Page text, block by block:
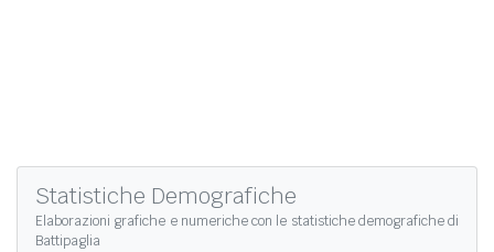
Statistiche Demografiche
Elaborazioni grafiche e numeriche con le statistiche demografiche di
Battipaglia